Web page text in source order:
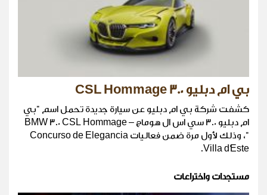
بي ام دبليو 3.0 CSL Hommage
كشفت شركة بي ام دبليو عن سيارة جديدة تحمل اسم "بي
ام دبليو 3.0 سي اس ال هوماج – BMW 3.0 CSL Hommage
"، وذلك لأول مرة ضمن فعاليات Concurso de Elegancia
Villa d'Este.
مستجدات واختراعات